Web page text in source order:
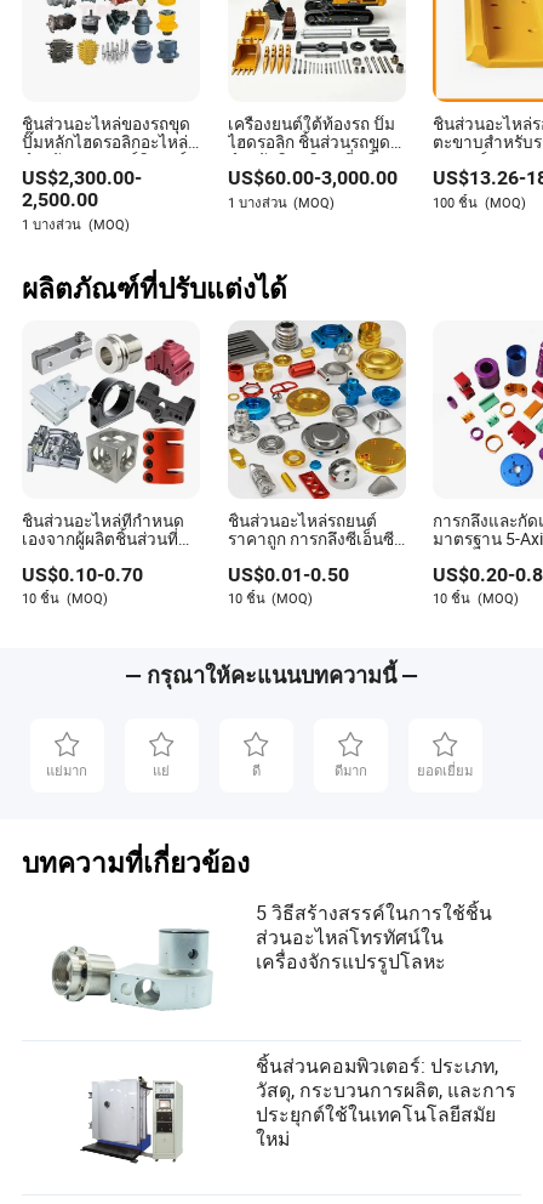
ชิ้นส่วนอะไหล่ของรถขุด
ปั๊มหลักไฮดรอลิกอะไหล่
สำหรับแคทเธอร์พิลลาร์
โคมัตสุ ฮิตาชิ ฮุนได ดู
ซาน เจซีบี ซูมิโตโม โค
เบลโกะ คาโตะ ซานยี่
เอ็กซ์ซีเอ็มจี ลิ่วกง หยู่ไช่
US$2,300.00-
2,500.00
1 บางส่วน (MOQ)
เครื่องยนต์ใต้ท้องรถ ปั๊ม
ไฮดรอลิก ชิ้นส่วนรถขุด
สำหรับฮิตาชิ ซานี่ - ชิ้น
ส่วนสำรอง
US$60.00-3,000.00
1 บางส่วน (MOQ)
ชิ้นส่วนอะไหล่
ตะขาบสำหรับ
รดเดอร์ และร
ตะขาบของแค
และโคมัตสุ
US$13.26-
100 ชิ้น (MOQ)
ผลิตภัณฑ์ที่ปรับแต่งได้
ชิ้นส่วนอะไหล่ที่กำหนด
เองจากผู้ผลิตชิ้นส่วนที่มี
ความแม่นยำ การกลึง
และการมิลลิ่งชิ้นส่วน
อะลูมิเนียม
US$0.10-0.70
10 ชิ้น (MOQ)
ชิ้นส่วนอะไหล่รถยนต์
ราคาถูก การกลึงซีเอ็นซี
แบบกำหนดเอง กา
รกัดอลูมิเนียม การกลึงซี
เอ็นซี
US$0.01-0.50
10 ชิ้น (MOQ)
การกลึงและกั
มาตรฐาน 5-
CNC การกลึง
กลึงชิ้นส่วนอะ
อิเล็กทรอนิกส์
เลสและอลูมิเนี
US$0.20-
10 ชิ้น (MOQ)
— กรุณาให้คะแนนบทความนี้ —
แย่มาก แย่ ดี ดีมาก ยอดเยี่ยม
บทความที่เกี่ยวข้อง
5 วิธีสร้างสรรค์ในการใช้ชิ้น
ส่วนอะไหล่โทรทัศน์ใน
เครื่องจักรแปรรูปโลหะ
ชิ้นส่วนคอมพิวเตอร์: ประเภท,
วัสดุ, กระบวนการผลิต, และการ
ประยุกต์ใช้ในเทคโนโลยีสมัย
ใหม่